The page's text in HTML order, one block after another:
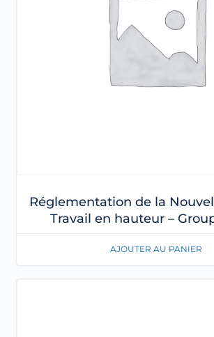
Réglementation de la
Travail en hauteur –
AJOUTER AU PANIER